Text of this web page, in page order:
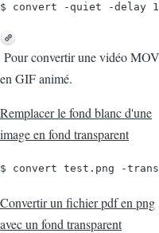
$ convert -quiet -delay
Pour convertir une vidéo MOV
en GIF animé.
Remplacer le fond blanc d'une
image en fond transparent
$ convert test.png -
Convertir un fichier pdf en png
avec un fond transparent